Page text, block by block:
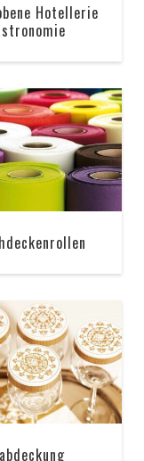
Hotellerie